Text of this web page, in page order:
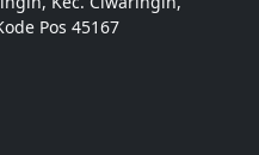
Pos 45167